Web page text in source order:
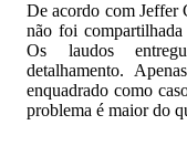
De acordo com Jeffer
não foi
Os laudos
detalhamento.
enquadrado como
problema é maior do